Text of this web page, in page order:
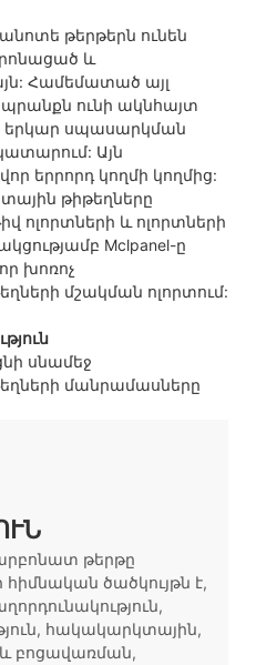
թերթերն ունեն
և
Համեմատած այլ
ունի ակնհայտ
երկար սպասարկման
Այն
երրորդ կողմի կողմից:
թիթեղները
ոլորտների և ոլորտների
Mclpanel-ը
խոռոչ
մշակման ոլորտում:
սնամեջ
մանրամասները
թերթը
ծածկույթն է,
հակակարկտային,
և բոցավառման,